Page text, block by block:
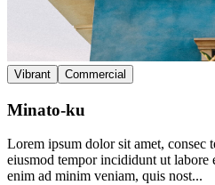
Vibrant Commercial
Minato-ku
Lorem ipsum dolor sit amet, consec
eiusmod tempor incididunt ut labore
enim ad minim veniam, quis nost...